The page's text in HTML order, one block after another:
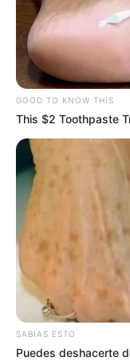
TEMAS
FUERTES
LIGA
CORTES DE
FENÓMENO
GOOD TO KNOW THIS
This $2 Toothpaste
SABIAS ESTO
Puedes deshacerte